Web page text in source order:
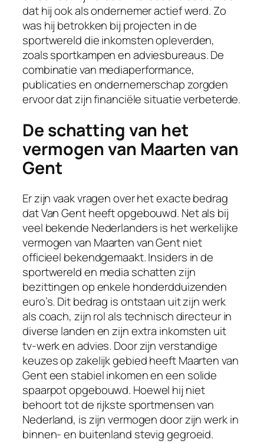
dat hij ook als ondernemer actief werd. Zo
was hij betrokken bij projecten in de
sportwereld die inkomsten opleverden,
zoals sportkampen en adviesbureaus. De
combinatie van mediaperformance,
publicaties en ondernemerschap zorgden
ervoor dat zijn financiële situatie verbeterde.
De schatting van het
vermogen van Maarten van
Gent
Er zijn vaak vragen over het exacte bedrag
dat Van Gent heeft opgebouwd. Net als bij
veel bekende Nederlanders is het werkelijke
vermogen van Maarten van Gent niet
officieel bekendgemaakt. Insiders in de
sportwereld en media schatten zijn
bezittingen op enkele honderdduizenden
euro’s. Dit bedrag is ontstaan uit zijn werk
als coach, zijn rol als technisch directeur in
diverse landen en zijn extra inkomsten uit
tv-werk en advies. Door zijn verstandige
keuzes op zakelijk gebied heeft Maarten van
Gent een stabiel inkomen en een solide
spaarpot opgebouwd. Hoewel hij niet
behoort tot de rijkste sportmensen van
Nederland, is zijn vermogen door zijn werk in
binnen- en buitenland stevig gegroeid.